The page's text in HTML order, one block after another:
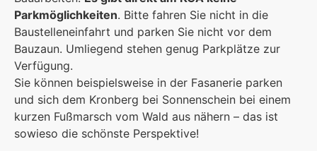
Parkmöglichkeiten. Bitte fahren Sie nicht in die
Baustelleneinfahrt und parken Sie nicht vor dem
Bauzaun. Umliegend stehen genug Parkplätze zur
Verfügung.
Sie können beispielsweise in der Fasanerie parken
und sich dem Kronberg bei Sonnenschein bei einem
kurzen Fußmarsch vom Wald aus nähern – das ist
sowieso die schönste Perspektive!